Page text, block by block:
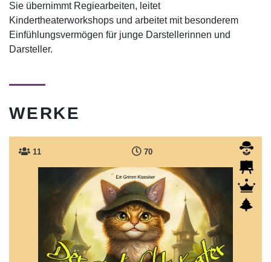
Sie übernimmt Regiearbeiten, leitet
Kindertheaterworkshops und arbeitet mit besonderem
Einfühlungsvermögen für junge Darstellerinnen und
Darsteller.
WERKE
11 70
Der gestiefelte Kater Konstantin